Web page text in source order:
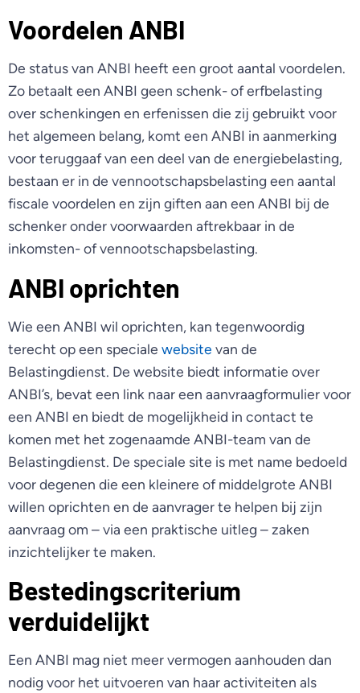
Voordelen ANBI
De status van ANBI heeft een groot aantal voordelen.
Zo betaalt een ANBI geen schenk- of erfbelasting
over schenkingen en erfenissen die zij gebruikt voor
het algemeen belang, komt een ANBI in aanmerking
voor teruggaaf van een deel van de energiebelasting,
bestaan er in de vennootschapsbelasting een aantal
fiscale voordelen en zijn giften aan een ANBI bij de
schenker onder voorwaarden aftrekbaar in de
inkomsten- of vennootschapsbelasting.
ANBI oprichten
Wie een ANBI wil oprichten, kan tegenwoordig
terecht op een speciale website van de
Belastingdienst. De website biedt informatie over
ANBI’s, bevat een link naar een aanvraagformulier voor
een ANBI en biedt de mogelijkheid in contact te
komen met het zogenaamde ANBI-team van de
Belastingdienst. De speciale site is met name bedoeld
voor degenen die een kleinere of middelgrote ANBI
willen oprichten en de aanvrager te helpen bij zijn
aanvraag om – via een praktische uitleg – zaken
inzichtelijker te maken.
Bestedingscriterium
verduidelijkt
Een ANBI mag niet meer vermogen aanhouden dan
nodig voor het uitvoeren van haar activiteiten als